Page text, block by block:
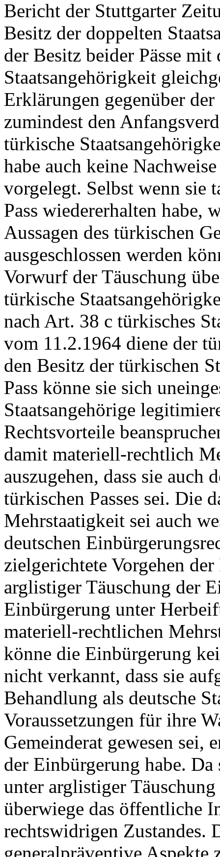
Bericht der Stuttgarter
Besitz der doppelten
der Besitz beider Pässe
Staatsangehörigkeit
Erklärungen gegenüber
zumindest den
türkische
habe auch keine
vorgelegt. Selbst wenn sie
Pass wiedererhalten habe,
Aussagen des türkischen
ausgeschlossen werden
Vorwurf der Täuschung
türkische
nach Art. 38 c türkisches
vom 11.2.1964 diene der
den Besitz der türkischen
Pass könne sie sich
Staatsangehörige
Rechtsvorteile
damit materiell-rechtlich
auszugehen, dass sie auch
türkischen Passes sei. Die
Mehrstaatigkeit sei auch
deutschen
zielgerichtete Vorgehen
arglistiger Täuschung der
Einbürgerung unter
materiell-rechtlichen
könne die Einbürgerung
nicht verkannt, dass sie
Behandlung als deutsche
Voraussetzungen für ihre
Gemeinderat gewesen sei,
der Einbürgerung habe.
unter arglistiger
überwiege das öffentliche
rechtswidrigen Zustandes.
generalpräventive Aspekte